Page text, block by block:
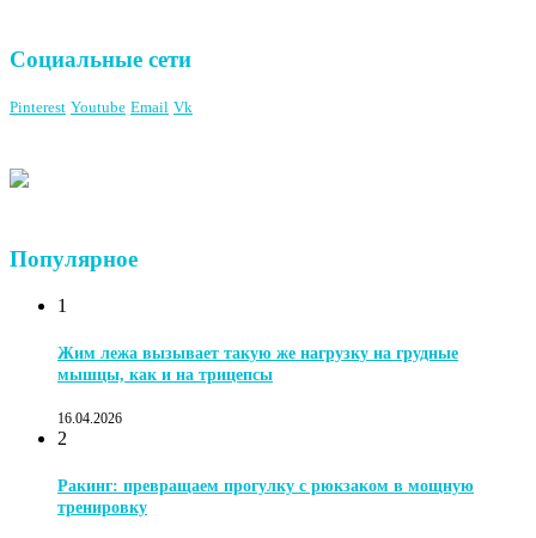
Социальные сети
Pinterest Youtube Email Vk
Популярное
1
Жим лежа вызывает такую же нагрузку на грудные
мышцы, как и на трицепсы
16.04.2026
2
Ракинг: превращаем прогулку с рюкзаком в мощную
тренировку